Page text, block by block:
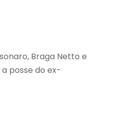
Braga Netto e
posse do ex-